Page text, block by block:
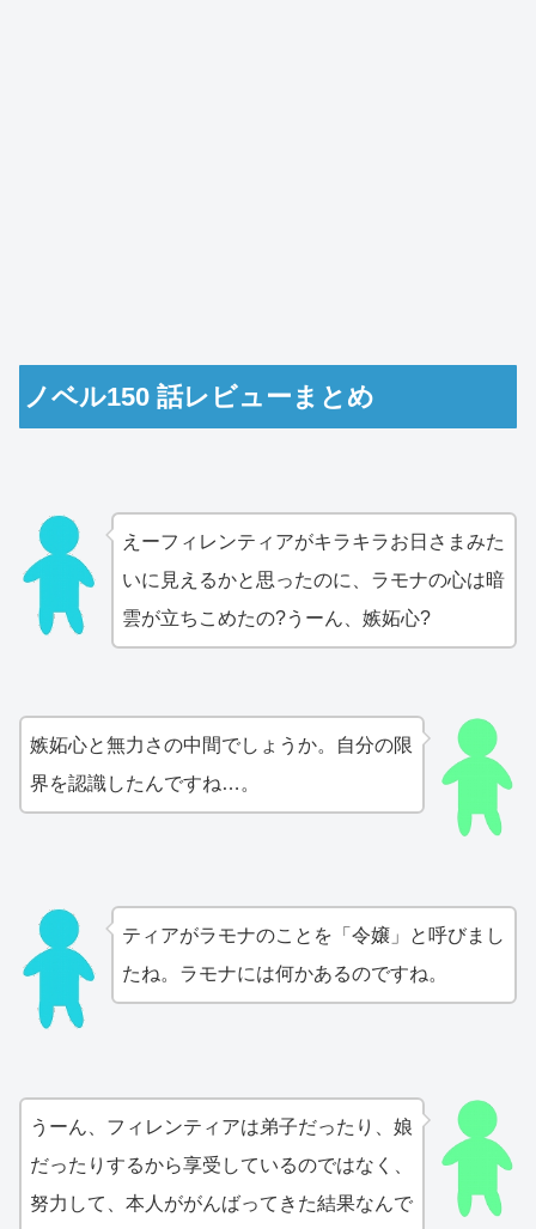
ノベル150 話レビューまとめ
えーフィレンティアがキラキラお日さまみた
いに見えるかと思ったのに、ラモナの心は暗
雲が立ちこめたの?うーん、嫉妬心?
嫉妬心と無力さの中間でしょうか。自分の限
界を認識したんですね…。
ティアがラモナのことを「令嬢」と呼びまし
たね。ラモナには何かあるのですね。
うーん、フィレンティアは弟子だったり、娘
だったりするから享受しているのではなく、
努力して、本人ががんばってきた結果なんで